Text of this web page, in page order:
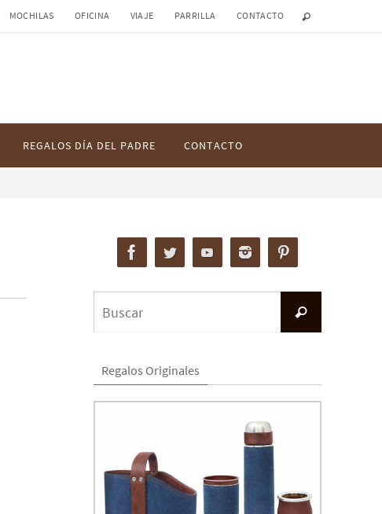
MOCHILAS OFICINA VIAJE PARRILLA CONTACTO
REGALOS DÍA DEL PADRE CONTACTO
Buscar
Regalos Originales